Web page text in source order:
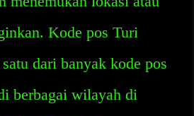
Kode pos Turi
dari banyak kode pos
berbagai wilayah di